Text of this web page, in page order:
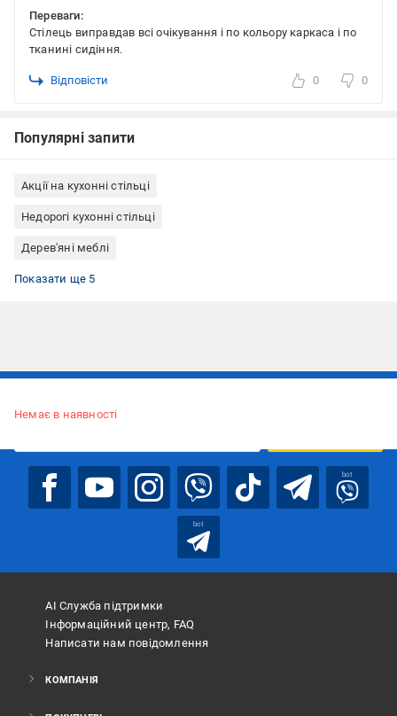
Переваги:
Стілець виправдав всі очікування і по кольору каркаса і по
тканині сидіння.
Відповісти 0 0
Популярні запити
Акції на кухонні стільці
Недорогі кухонні стільці
Дерев'яні меблі
Меблі для кухні
Меблі для дому
Стільці розкладні
Кухонні стільці РПМК
Стільці кухонні із спинкою
Показати ще 5
Немає в наявності
bot
bot
АІ Служба підтримки
Інформаційний центр, FAQ
Написати нам повідомлення
КОМПАНІЯ